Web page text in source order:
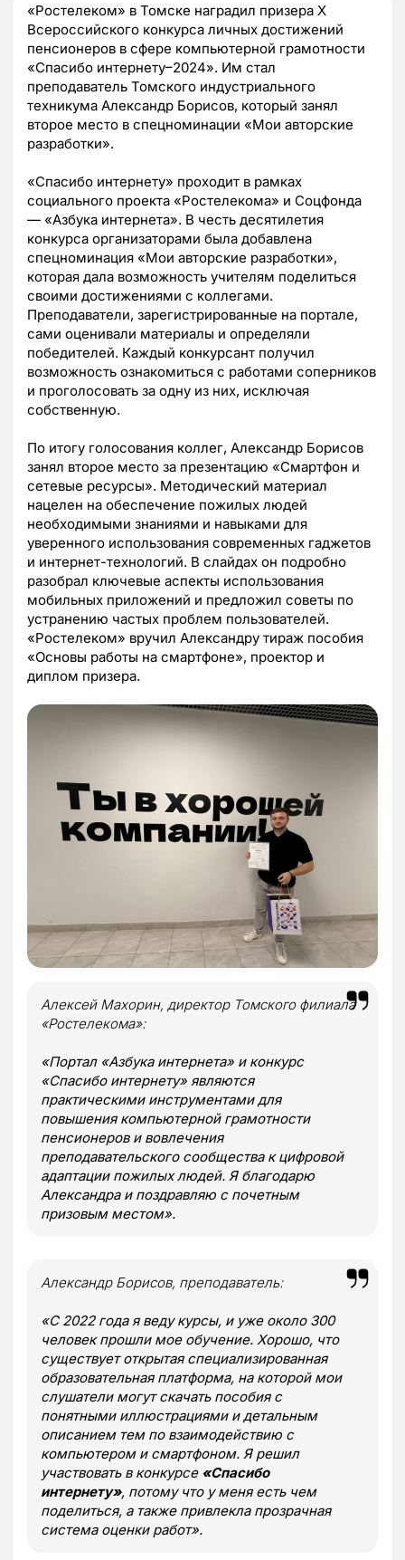
«Ростелеком» в Томске наградил призера X
Всероссийского конкурса личных достижений
пенсионеров в сфере компьютерной грамотности
«Спасибо интернету–2024». Им стал
преподаватель Томского индустриального
техникума Александр Борисов, который занял
второе место в спецноминации «Мои авторские
разработки».
«Спасибо интернету» проходит в рамках
социального проекта «Ростелекома» и Соцфонда
— «Азбука интернета». В честь десятилетия
конкурса организаторами была добавлена
спецноминация «Мои авторские разработки»,
которая дала возможность учителям поделиться
своими достижениями с коллегами.
Преподаватели, зарегистрированные на портале,
сами оценивали материалы и определяли
победителей. Каждый конкурсант получил
возможность ознакомиться с работами соперников
и проголосовать за одну из них, исключая
собственную.
По итогу голосования коллег, Александр Борисов
занял второе место за презентацию «Смартфон и
сетевые ресурсы». Методический материал
нацелен на обеспечение пожилых людей
необходимыми знаниями и навыками для
уверенного использования современных гаджетов
и интернет-технологий. В слайдах он подробно
разобрал ключевые аспекты использования
мобильных приложений и предложил советы по
устранению частых проблем пользователей.
«Ростелеком» вручил Александру тираж пособия
«Основы работы на смартфоне», проектор и
диплом призера.
Алексей Махорин, директор Томского филиала
«Ростелекома»:
«Портал «Азбука интернета» и конкурс
«Спасибо интернету» являются
практическими инструментами для
повышения компьютерной грамотности
пенсионеров и вовлечения
преподавательского сообщества к цифровой
адаптации пожилых людей. Я благодарю
Александра и поздравляю с почетным
призовым местом».
Александр Борисов, преподаватель:
«С 2022 года я веду курсы, и уже около 300
человек прошли мое обучение. Хорошо, что
существует открытая специализированная
образовательная платформа, на которой мои
слушатели могут скачать пособия с
понятными иллюстрациями и детальным
описанием тем по взаимодействию с
компьютером и смартфоном. Я решил
участвовать в конкурсе «Спасибо
интернету», потому что у меня есть чем
поделиться, а также привлекла прозрачная
система оценки работ».